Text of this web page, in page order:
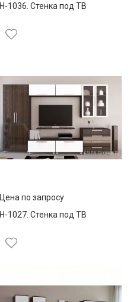
Н-1036. Стенка под ТВ
Цена по запросу
Н-1027. Стенка под ТВ